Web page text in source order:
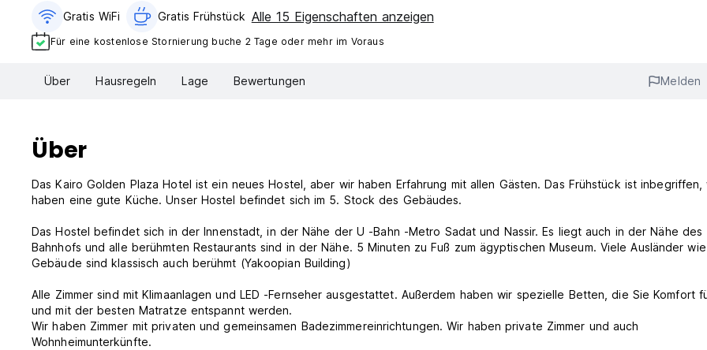
Gratis WiFi Gratis Frühstück Alle 15 Eigenschaften anzeigen
Für eine kostenlose Stornierung buche 2 Tage oder mehr im Voraus
Über Hausregeln Lage Bewertungen Melden
Über
Das Kairo Golden Plaza Hotel ist ein neues Hostel, aber wir haben Erfahrung mit allen Gästen. Das Frühstück ist inbegriffen,
haben eine gute Küche. Unser Hostel befindet sich im 5. Stock des Gebäudes.
Das Hostel befindet sich in der Innenstadt, in der Nähe der U -Bahn -Metro Sadat und Nassir. Es liegt auch in der Nähe des
Bahnhofs und alle berühmten Restaurants sind in der Nähe. 5 Minuten zu Fuß zum ägyptischen Museum. Viele Ausländer
Gebäude sind klassisch auch berühmt (Yakoopian Building)
Alle Zimmer sind mit Klimaanlagen und LED -Fernseher ausgestattet. Außerdem haben wir spezielle Betten, die Sie Komfort
und mit der besten Matratze entspannt werden.
Wir haben Zimmer mit privaten und gemeinsamen Badezimmereinrichtungen. Wir haben private Zimmer und auch
Wohnheimunterkünfte.